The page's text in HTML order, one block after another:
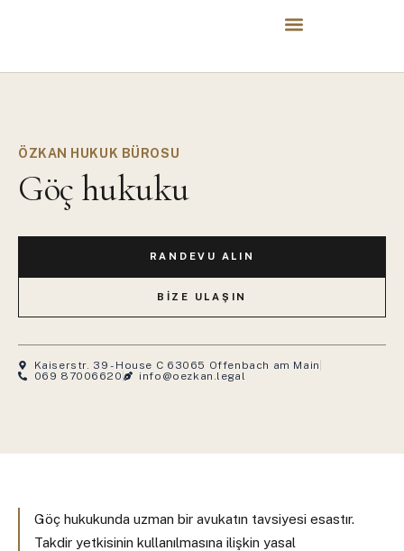
ÖZKAN HUKUK BÜROSU
Göç hukuku
RANDEVU ALIN
BIZE ULAŞIN
Kaiserstr. 39 - House C 63065 Offenbach am Main
069 87006620
info@oezkan.legal
Göç hukukunda uzman bir avukatın tavsiyesi esastır.
Takdir yetkisinin kullanılmasına ilişkin yasal